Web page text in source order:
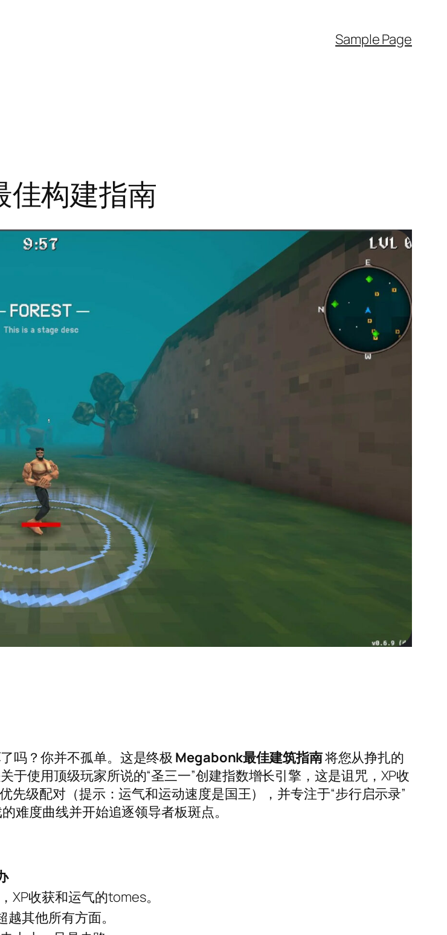
Sample Page
构建指南
吗？你并不孤单。这是终极 Megabonk最佳建筑指南将您从挣扎的
使用顶级玩家所说的“圣三一”创建指数增长引擎，这是诅咒，XP收
级配对（提示：运气和运动速度是国王），并专注于“步行启示录”
难度曲线并开始追逐领导者板斑点。
XP收获和运气的tomes。
其他所有方面。